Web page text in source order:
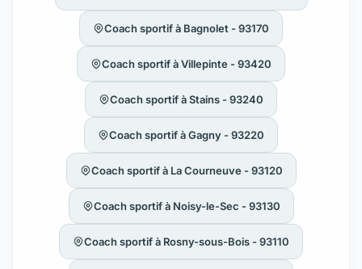
Coach sportif à Bagnolet - 93170
Coach sportif à Villepinte - 93420
Coach sportif à Stains - 93240
Coach sportif à Gagny - 93220
Coach sportif à La Courneuve - 93120
Coach sportif à Noisy-le-Sec - 93130
Coach sportif à Rosny-sous-Bois - 93110